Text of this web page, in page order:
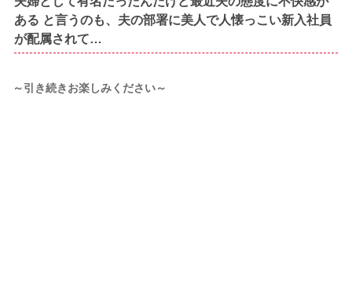
ある と言うのも、夫の部署に美人で人懐っこい新入社員
が配属されて…
～引き続きお楽しみください～